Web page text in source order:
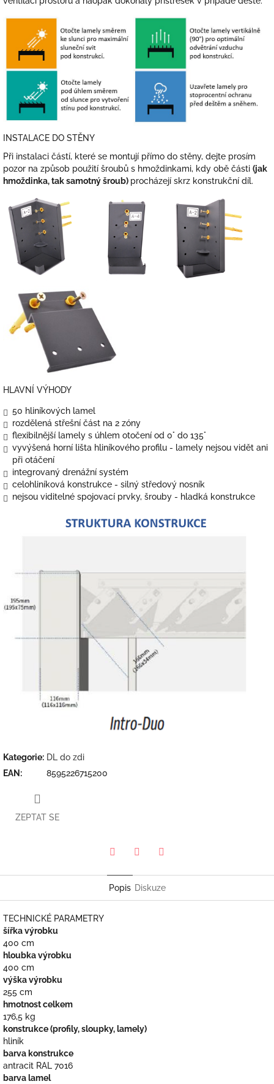
INSTALACE DO STĚNY
Při instalaci částí, které se montují přímo do stěny, dejte prosím
pozor na způsob použití šroubů s hmoždinkami, kdy obě části (jak
hmoždinka, tak samotný šroub) procházejí skrz konstrukční díl.
HLAVNÍ VÝHODY
50 hliníkových lamel
rozdělená střešní část na 2 zóny
flexibilnější lamely s úhlem otočení od 0° do 135°
vyvýšená horní lišta hliníkového profilu - lamely nejsou vidět ani
při otáčení
integrovaný drenážní systém
celohliníková konstrukce - silný středový nosník
nejsou viditelné spojovací prvky, šrouby - hladká konstrukce
Kategorie: DL do zdi
EAN : 8595226715200
ZEPTAT SE
Popis Diskuze
TECHNICKÉ PARAMETRY
šířka výrobku
400 cm
hloubka výrobku
400 cm
výška výrobku
255 cm
hmotnost celkem
176,5 kg
konstrukce (profily, sloupky, lamely)
hliník
barva konstrukce
antracit RAL 7016
barva lamel